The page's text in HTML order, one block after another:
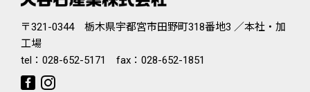
〒321-0344 栃木県宇都宮市田野町318番地3 ／本社・加
工場
tel： 028-652-5171 fax：028-652-1851